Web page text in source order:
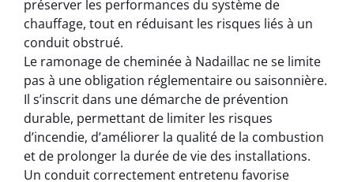
préserver les performances du système de
chauffage, tout en réduisant les risques liés à un
conduit obstrué.
Le ramonage de cheminée à Nadaillac ne se limite
pas à une obligation réglementaire ou saisonnière.
Il s’inscrit dans une démarche de prévention
durable, permettant de limiter les risques
d’incendie, d’améliorer la qualité de la combustion
et de prolonger la durée de vie des installations.
Un conduit correctement entretenu favorise